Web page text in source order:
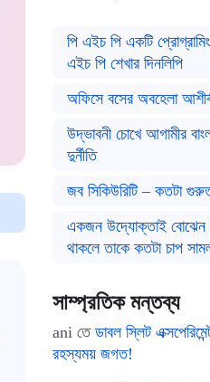
পি এইচ পি একটি
এইচ পি শেখার দিনলিপি
অফিসে বসের অবহেলা
উদ্ভাবনী চোখে আগামীর
দুর্নীতি
জব সিকিউরিটি – কতটা
একজন উদ্যোক্তাই বোঝেন
থাকলে তাকে কতটা চাপ
সাম্প্রতিক মন্তব্য
ani তে ডাবল স্লিট
রহস্যময় জগত!